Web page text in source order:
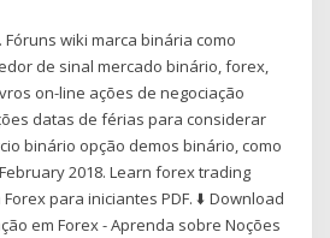
wiki marca binária como
de sinal mercado binário, forex,
on-line ações de negociação
datas de férias para considerar
binário opção demos binário, como
2018. Learn forex trading
para iniciantes PDF. ⬇️ Download
em Forex - Aprenda sobre Noções